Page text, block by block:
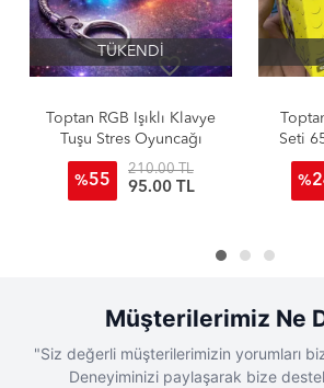
favorite_border
TÜKENDİ
Toptan Mini Blok Lego
Seti 650 Parça - Figürlü
Karakter Serisi
%24
230.00 TL
175.00 TL